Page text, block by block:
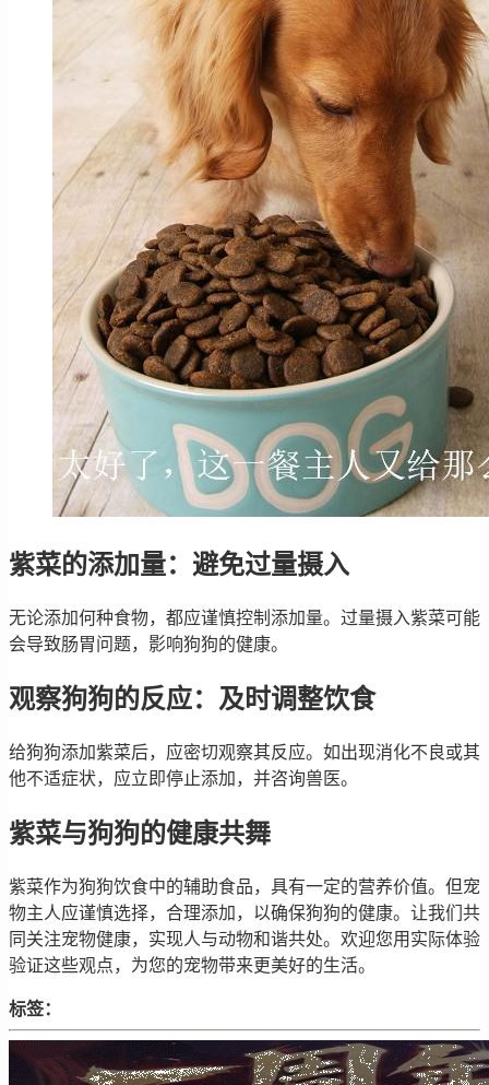
紫菜的添加量：避免过量摄入
无论添加何种食物，都应谨慎控制添加量。过量摄入紫菜可能
会导致肠胃问题，影响狗狗的健康。
观察狗狗的反应：及时调整饮食
给狗狗添加紫菜后，应密切观察其反应。如出现消化不良或其
他不适症状，应立即停止添加，并咨询兽医。
紫菜与狗狗的健康共舞
紫菜作为狗狗饮食中的辅助食品，具有一定的营养价值。但宠
物主人应谨慎选择，合理添加，以确保狗狗的健康。让我们共
同关注宠物健康，实现人与动物和谐共处。欢迎您用实际体验
验证这些观点，为您的宠物带来更美好的生活。
标签：